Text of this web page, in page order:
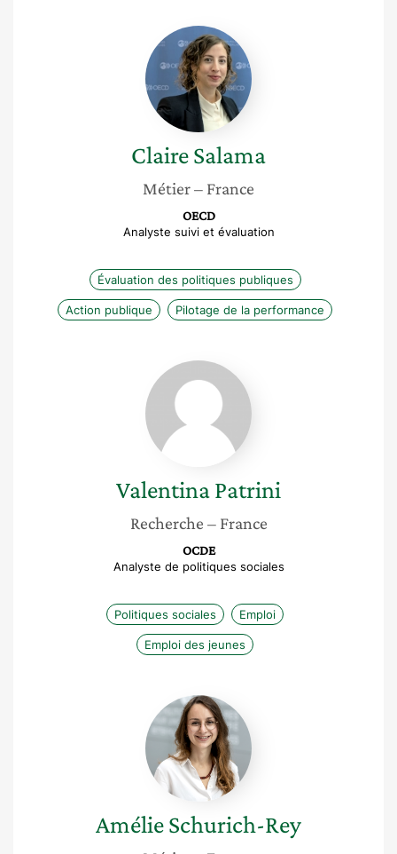
Claire
Salama
ClaireSalama
Métier– France
OECD
Analyste suivi et évaluation
Évaluation des politiques publiques
Action publique Pilotage de la performance
Valentina
Patrini
ValentinaPatrini
Recherche – France
OCDE
Analyste de politiques sociales
Politiques sociales Emploi
Emploi des jeunes
Amélie
Schurich-
Rey
AmélieSchurich-Rey